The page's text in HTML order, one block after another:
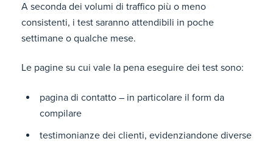
A seconda dei volumi di traffico più o meno
consistenti, i test saranno attendibili in poche
settimane o qualche mese.
Le pagine su cui vale la pena eseguire dei test sono:
pagina di contatto – in particolare il form da
compilare
testimonianze dei clienti, evidenziandone diverse